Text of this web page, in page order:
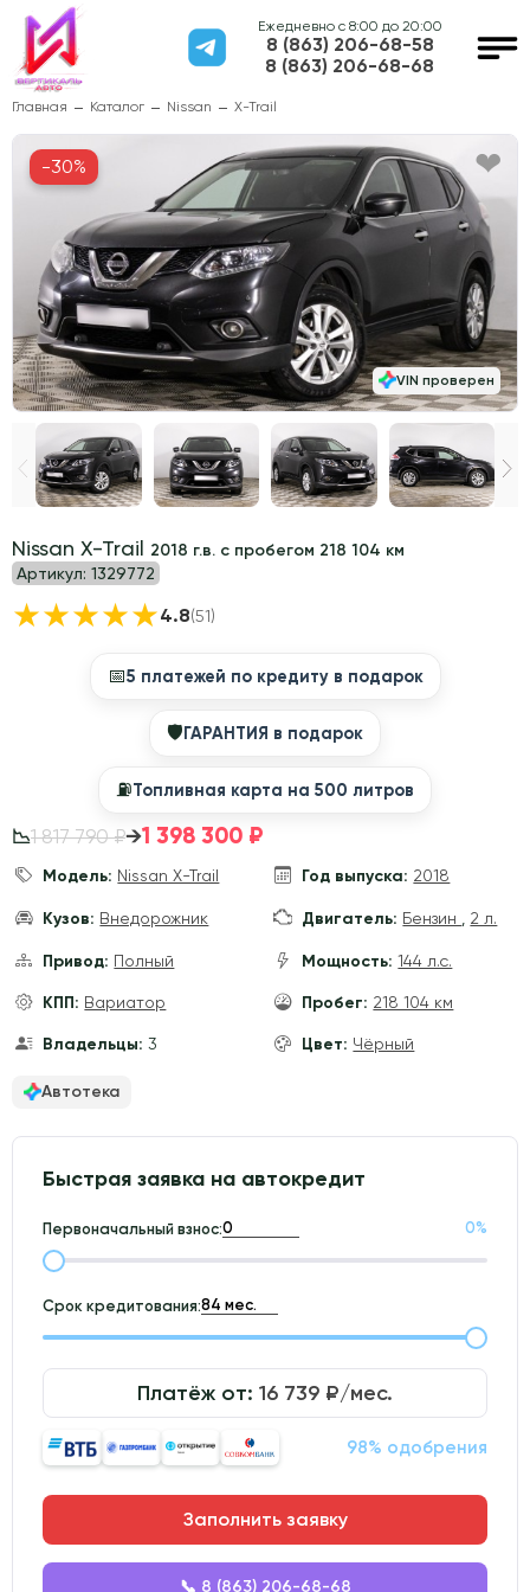
Ежедневно с 8:00 до 20:00
8 (863) 206-68-58
8 (863) 206-68-68
Главная Каталог Nissan X-Trail
Nissan X-Trail 2018 г.в. с пробегом 218 104 км
Артикул: 1329772
★★★★★4.8(51)
📅5 платежей по кредиту в подарок
🛡ГАРАНТИЯ в подарок
⛽️Топливная карта на 500 литров
📉1 817 790 ₽→1 398 300 ₽
Модель: Nissan X-Trail Год выпуска: 2018
Кузов: Внедорожник Двигатель: Бензин 2 л.
Привод: Полный Мощность: 144 л.с.
КПП: Вариатор Пробег: 218 104 км
Владельцы: 3 Цвет: Чёрный
Автотека
Быстрая заявка на автокредит
Первоначальный взнос: 0%
Срок кредитования:
Платёж от: 16 739 ₽/мес.
98% одобрения
Заполнить заявку
📞 8 (863) 206-68-68
VIN проверен
-30%